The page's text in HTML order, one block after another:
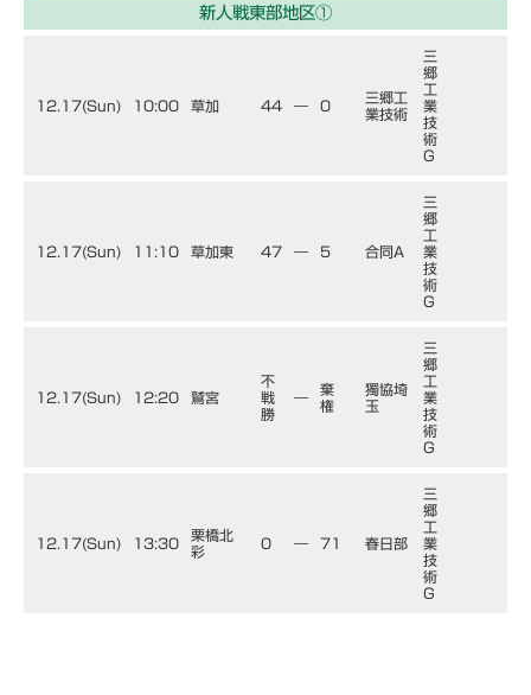
新人戦東部地区①
12.17(Sun) 10:00 草加 44 ― 0
三郷工
業技術
三
郷
工
業
技
術
G
12.17(Sun) 11:10 草加東 47 ― 5 合同A
三
郷
工
業
技
術
G
12.17(Sun) 12:20 鷲宮
不
戦
勝
―
棄
権
獨協埼
玉
三
郷
工
業
技
術
G
12.17(Sun) 13:30
栗橋北
彩
0 ― 71 春日部
三
郷
工
業
技
術
G